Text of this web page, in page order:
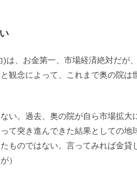
は、お金第一、市場経済絶対だが
観念によって、これまで奥の院は
い。過去、奥の院が自ら市場拡大
て突き進んできた結果としての地
ものではない。言ってみれば金貸
）